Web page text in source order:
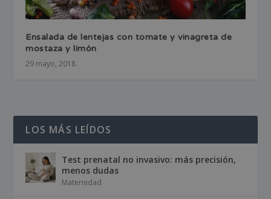
Ensalada de lentejas con tomate y vinagreta de
mostaza y limón
29 mayo, 2018
LOS MÁS LEÍDOS
Test prenatal no invasivo: más precisión,
menos dudas
Maternidad